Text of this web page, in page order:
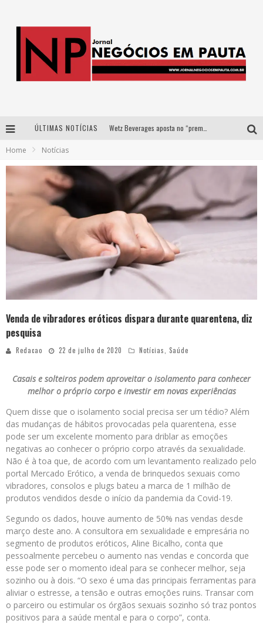
ÚLTIMAS NOTÍCIAS
Democratização do malte: Proibida utiliza estratégia de custo-benefício para o lazer do brasileiro
Home Notícias
Venda de vibradores eróticos dispara durante quarentena, diz
pesquisa
Redacao 22 de julho de 2020 Notícias, Saúde
Casais e solteiros podem aproveitar o isolamento para conhecer
melhor o próprio corpo e investir em novas experiências
Quem disse que o isolamento social precisa ser um tédio? Além
das mudanças de hábitos provocadas pela quarentena, esse
pode ser um excelente momento para driblar as emoções
negativas ao conhecer o próprio corpo através da sexualidade.
Não é à toa que, de acordo com um levantamento realizado pelo
portal Mercado Erótico, a venda de brinquedos sexuais como
vibradores, consolos e plugs bateu a marca de 1 milhão de
produtos vendidos desde o início da pandemia da Covid-19.
Segundo os dados, houve aumento de 50% nas vendas desde
março deste ano. A consultora em sexualidade e empresária no
segmento de produtos eróticos, Aline Bicalho, conta que
pessoalmente percebeu o aumento nas vendas e concorda que
esse pode ser o momento ideal para se conhecer melhor, seja
sozinho ou à dois. “O sexo é uma das principais ferramentas para
aliviar o estresse, a tensão e outras emoções ruins. Transar com
o parceiro ou estimular os órgãos sexuais sozinho só traz pontos
positivos para a saúde mental e para o corpo”, conta.